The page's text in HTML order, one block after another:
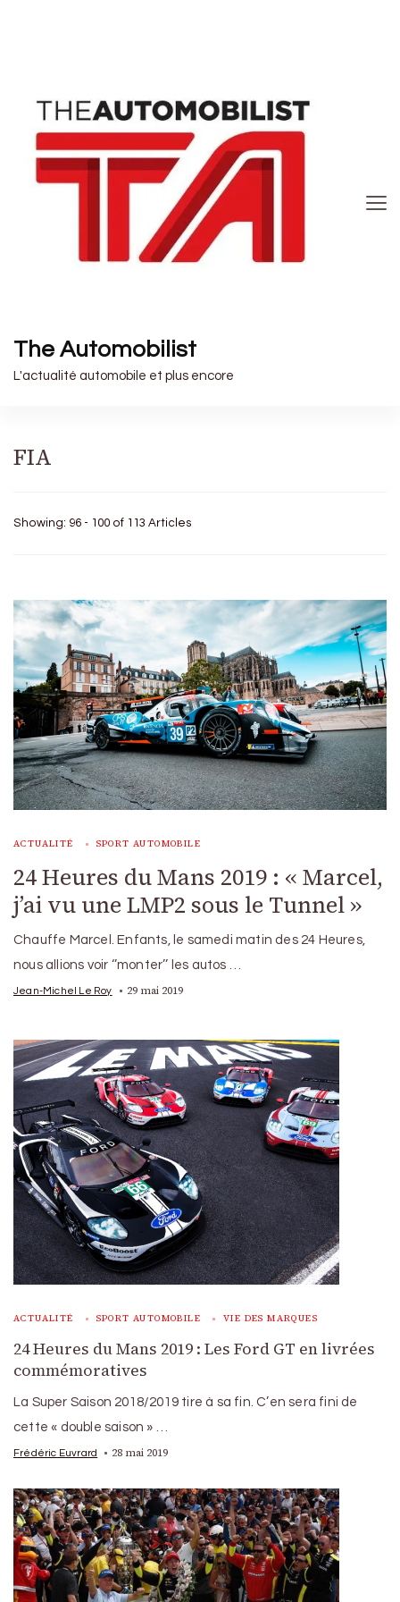
The Automobilist
L'actualité automobile et plus encore
FIA
Showing: 96 - 100 of 113 Articles
ACTUALITÉ SPORT AUTOMOBILE
24 Heures du Mans 2019 : « Marcel,
j’ai vu une LMP2 sous le Tunnel »
Chauffe Marcel. Enfants, le samedi matin des 24 Heures,
nous allions voir ‘’monter’’ les autos …
Jean-Michel Le Roy 29 mai 2019
ACTUALITÉ SPORT AUTOMOBILE VIE DES MARQUES
24 Heures du Mans 2019 : Les Ford GT en livrées
commémoratives
La Super Saison 2018/2019 tire à sa fin. C’en sera fini de
cette « double saison » …
Frédéric Euvrard 28 mai 2019